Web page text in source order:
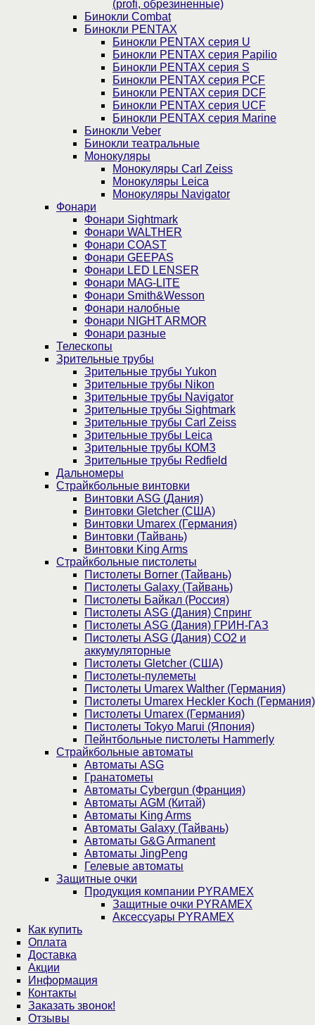
(profi, обрезиненные)
Бинокли Combat
Бинокли PENTAX
Бинокли PENTAX серия U
Бинокли PENTAX серия Papilio
Бинокли PENTAX серия S
Бинокли PENTAX серия PCF
Бинокли PENTAX серия DCF
Бинокли PENTAX серия UCF
Бинокли PENTAX серия Marine
Бинокли Veber
Бинокли театральные
Монокуляры
Монокуляры Carl Zeiss
Монокуляры Leica
Монокуляры Navigator
Фонари
Фонари Sightmark
Фонари WALTHER
Фонари COAST
Фонари GEEPAS
Фонари LED LENSER
Фонари MAG-LITE
Фонари Smith&Wesson
Фонари налобные
Фонари NIGHT ARMOR
Фонари разные
Телескопы
Зрительные трубы
Зрительные трубы Yukon
Зрительные трубы Nikon
Зрительные трубы Navigator
Зрительные трубы Sightmark
Зрительные трубы Carl Zeiss
Зрительные трубы Leica
Зрительные трубы КОМЗ
Зрительные трубы Redfield
Дальномеры
Страйкбольные винтовки
Винтовки ASG (Дания)
Винтовки Gletcher (США)
Винтовки Umarex (Германия)
Винтовки (Тайвань)
Винтовки King Arms
Страйкбольные пистолеты
Пистолеты Borner (Тайвань)
Пистолеты Galaxy (Тайвань)
Пистолеты Байкал (Россия)
Пистолеты ASG (Дания) Спринг
Пистолеты ASG (Дания) ГРИН-ГАЗ
Пистолеты ASG (Дания) CO2 и
аккумуляторные
Пистолеты Gletcher (США)
Пистолеты-пулеметы
Пистолеты Umarex Walther (Германия)
Пистолеты Umarex Heckler Koch (Германия)
Пистолеты Umarex (Германия)
Пистолеты Tokyo Marui (Япония)
Пейнтбольные пистолеты Hammerly
Страйкбольные автоматы
Автоматы ASG
Гранатометы
Автоматы Cybergun (Франция)
Автоматы AGM (Китай)
Автоматы King Arms
Автоматы Galaxy (Тайвань)
Автоматы G&G Armanent
Автоматы JingPeng
Гелевые автоматы
Защитные очки
Продукция компании PYRAMEX
Защитные очки PYRAMEX
Аксессуары PYRAMEX
Как купить
Оплата
Доставка
Акции
Информация
Контакты
Заказать звонок!
Отзывы